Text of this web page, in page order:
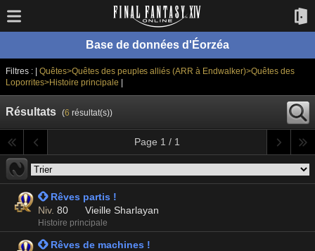
Base de données d'Éorzéa
Filtres : | Quêtes>Quêtes des peuples alliés (ARR à Endwalker)>Quêtes des
Loporrites>Histoire principale
Résultats (6 résultat(s))
Page 1 / 1
 Rêves partis !
Niv. 80 Vieille Sharlayan
Histoire principale
 Rêves de machines !